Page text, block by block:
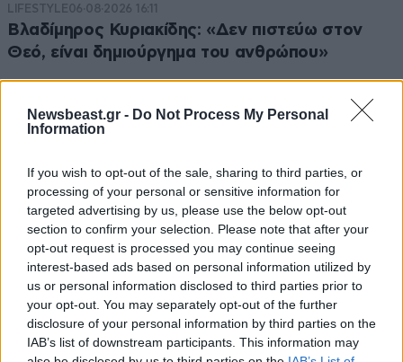
Newsbeast.gr - Do Not Process My Personal
Information
If you wish to opt-out of the sale, sharing to third parties, or
processing of your personal or sensitive information for
targeted advertising by us, please use the below opt-out
section to confirm your selection. Please note that after your
opt-out request is processed you may continue seeing
interest-based ads based on personal information utilized by
us or personal information disclosed to third parties prior to
your opt-out. You may separately opt-out of the further
disclosure of your personal information by third parties on the
IAB’s list of downstream participants. This information may
LIFESTYLE06·08·2026 16:11
Βλαδίμηρος Κυριακίδης: «Δεν πιστεύω στον
Θεό, είναι δημιούργημα του ανθρώπου»